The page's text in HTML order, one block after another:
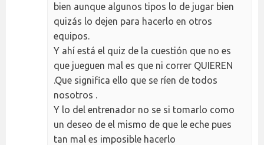
bien aunque algunos tipos lo de jugar bien
quizás lo dejen para hacerlo en otros
equipos.
Y ahí está el quiz de la cuestión que no es
que jueguen mal es que ni correr QUIEREN
.Que significa ello que se ríen de todos
nosotros .
Y lo del entrenador no se si tomarlo como
un deseo de el mismo de que le eche pues
tan mal es imposible hacerlo